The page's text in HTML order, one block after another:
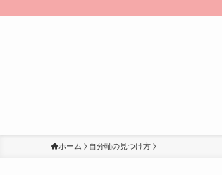
ホーム 自分軸の見つけ方